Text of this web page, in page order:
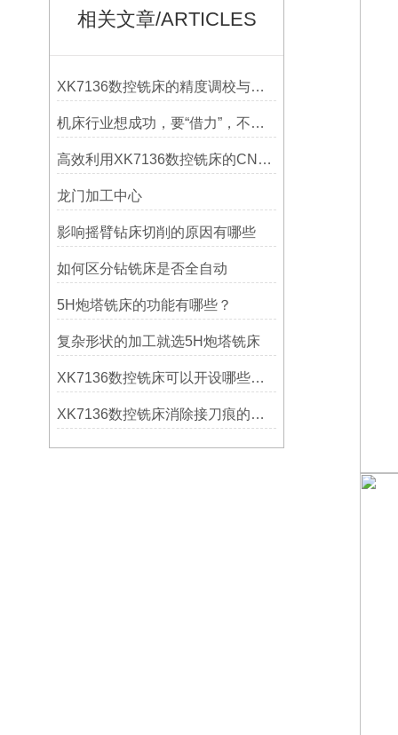
相关文章/ARTICLES
XK7136数控铣床的精度调校与性能优化
机床行业想成功，要“借力”，不要“尽力”！
高效利用XK7136数控铣床的CNC系统？
龙门加工中心
影响摇臂钻床切削的原因有哪些
如何区分钻铣床是否全自动
5H炮塔铣床的功能有哪些？
复杂形状的加工就选5H炮塔铣床
XK7136数控铣床可以开设哪些考核项目？
XK7136数控铣床消除接刀痕的操作